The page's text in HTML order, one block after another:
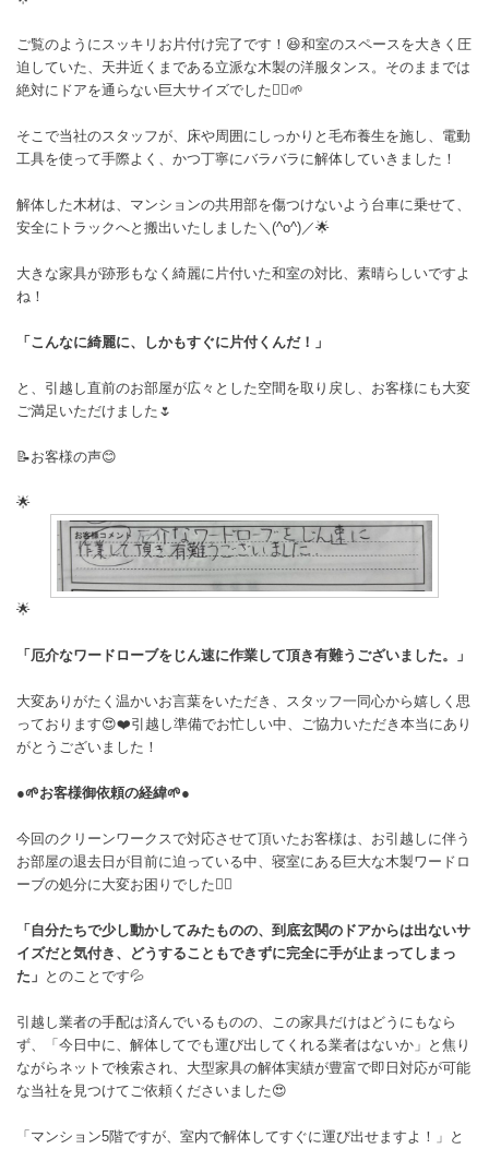
ご覧のようにスッキリお片付け完了です！😆和室のスペースを大きく圧
迫していた、天井近くまである立派な木製の洋服タンス。そのままでは
絶対にドアを通らない巨大サイズでした🙂‍↕️🌱
そこで当社のスタッフが、床や周囲にしっかりと毛布養生を施し、電動
工具を使って手際よく、かつ丁寧にバラバラに解体していきました！
解体した木材は、マンションの共用部を傷つけないよう台車に乗せて、
安全にトラックへと搬出いたしました＼(^o^)／🌟
大きな家具が跡形もなく綺麗に片付いた和室の対比、素晴らしいですよ
ね！
「こんなに綺麗に、しかもすぐに片付くんだ！」
と、引越し直前のお部屋が広々とした空間を取り戻し、お客様にも大変
ご満足いただけました🌷
📝お客様の声😊
🌟
🌟
「厄介なワードローブをじん速に作業して頂き有難うございました。」
大変ありがたく温かいお言葉をいただき、スタッフ一同心から嬉しく思
っております😍❤️引越し準備でお忙しい中、ご協力いただき本当にあり
がとうございました！
●🌱お客様御依頼の経緯🌱●
今回のクリーンワークスで対応させて頂いたお客様は、お引越しに伴う
お部屋の退去日が目前に迫っている中、寝室にある巨大な木製ワードロ
ーブの処分に大変お困りでした🙂‍↕️
「自分たちで少し動かしてみたものの、到底玄関のドアからは出ないサ
イズだと気付き、どうすることもできずに完全に手が止まってしまっ
た」 とのことです💦
引越し業者の手配は済んでいるものの、この家具だけはどうにもなら
ず、「今日中に、解体してでも運び出してくれる業者はないか」と焦り
ながらネットで検索され、大型家具の解体実績が豊富で即日対応が可能
な当社を見つけてご依頼くださいました😍
「マンション5階ですが、室内で解体してすぐに運び出せますよ！」と